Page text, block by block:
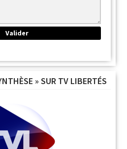
» SUR TV LIBERTÉS